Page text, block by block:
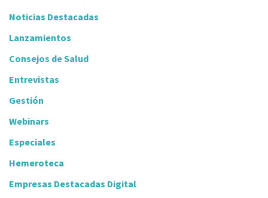
Noticias Destacadas
Lanzamientos
Consejos de Salud
Entrevistas
Gestión
Webinars
Especiales
Hemeroteca
Empresas Destacadas Digital